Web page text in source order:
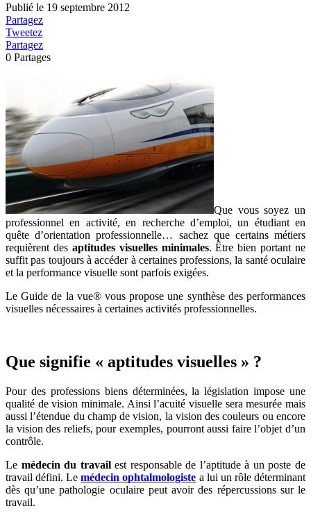
Publié le 19 septembre 2012
Partagez
Tweetez
Partagez
0 Partages
Que vous soyez un
professionnel en activité, en recherche d’emploi, un étudiant en
quête d’orientation professionnelle… sachez que certains métiers
requièrent des aptitudes visuelles minimales. Être bien portant ne
suffit pas toujours à accéder à certaines professions, la santé oculaire
et la performance visuelle sont parfois exigées.
Le Guide de la vue® vous propose une synthèse des performances
visuelles nécessaires à certaines activités professionnelles.
Que signifie « aptitudes visuelles » ?
Pour des professions biens déterminées, la législation impose une
qualité de vision minimale. Ainsi l’acuité visuelle sera mesurée mais
aussi l’étendue du champ de vision, la vision des couleurs ou encore
la vision des reliefs, pour exemples, pourront aussi faire l’objet d’un
contrôle.
Le médecin du travailest responsable de l’aptitude à un poste de
travail défini. Lemédecin ophtalmologiste a lui un rôle déterminant
dès qu’une pathologie oculaire peut avoir des répercussions sur le
travail.